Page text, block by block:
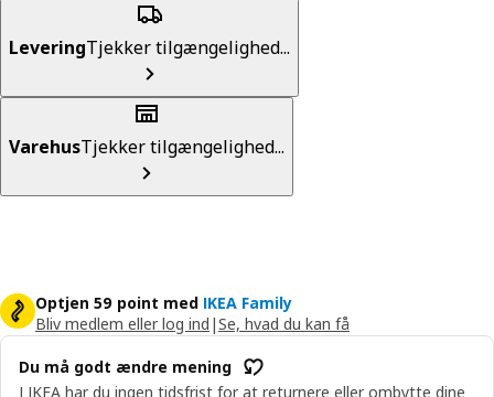
LeveringTjekker tilgængelighed...
VarehusTjekker tilgængelighed...
Optjen 59 point med IKEA Family
Bliv medlem eller log ind |Se, hvad du kan få
Du må godt ændre mening
I IKEA har du ingen tidsfrist for at returnere eller ombytte dine